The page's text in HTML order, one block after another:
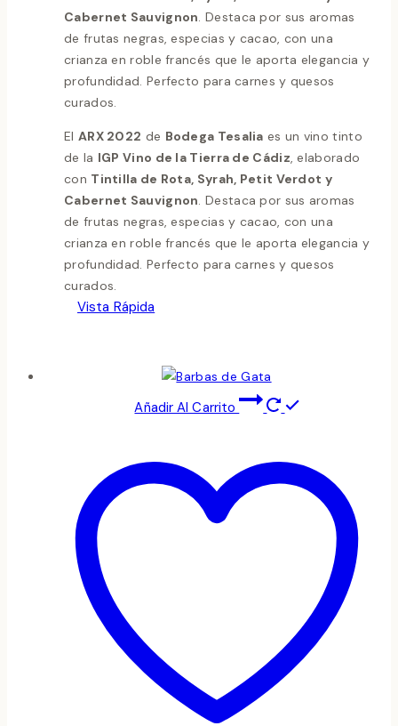
Cabernet Sauvignon. Destaca por sus aromas
de frutas negras, especias y cacao, con una
crianza en roble francés que le aporta elegancia y
profundidad. Perfecto para carnes y quesos
curados.
El ARX 2022 de Bodega Tesalia es un vino tinto
de la IGP Vino de la Tierra de Cádiz, elaborado
con Tintilla de Rota, Syrah, Petit Verdot y
Cabernet Sauvignon. Destaca por sus aromas
de frutas negras, especias y cacao, con una
crianza en roble francés que le aporta elegancia y
profundidad. Perfecto para carnes y quesos
curados.
Vista Rápida
Añadir Al Carrito